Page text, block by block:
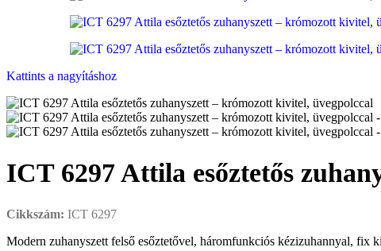
Kattints a nagyításhoz
ICT 6297 Attila esőztetős
Cikkszám: ICT 6297
Modern zuhanyszett felső esőztetővel, háromfunkciós kézizuhannyal, fix